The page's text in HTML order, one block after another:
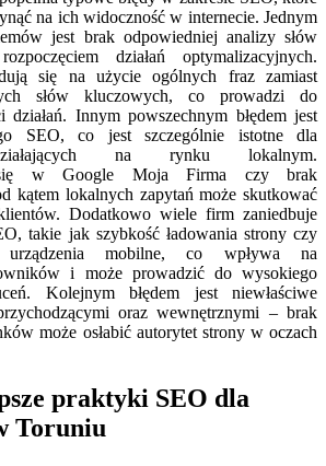
na ich widoczność w internecie. Jednym
jest brak odpowiedniej analizy słów
działań optymalizacyjnych.
się na użycie ogólnych fraz zamiast
słów kluczowych, co prowadzi do
działań. Innym powszechnym błędem jest
SEO, co jest szczególnie istotne dla
na rynku lokalnym.
się w Google Moja Firma czy brak
kątem lokalnych zapytań może skutkować
Dodatkowo wiele firm zaniedbuje
takie jak szybkość ładowania strony czy
urządzenia mobilne, co wpływa na
i może prowadzić do wysokiego
Kolejnym błędem jest niewłaściwe
oraz wewnętrznymi – brak
może osłabić autorytet strony w oczach
praktyki SEO dla
Toruniu